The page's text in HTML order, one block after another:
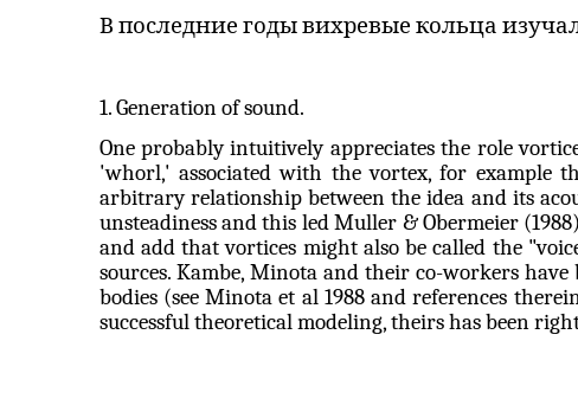
В последние годы вихревые кольца
1. Generation of sound.
One probably intuitively appreciates the role
'whorl,' associated with the vortex, for example
arbitrary relationship between the idea and its
unsteadiness and this led Muller &Obermeier
and add that vortices might also be called the
sources. Kambe, Minotaand their co-workers have
bodies (seeMinota et al 1988 and references
successful theoretical modeling, theirs has been